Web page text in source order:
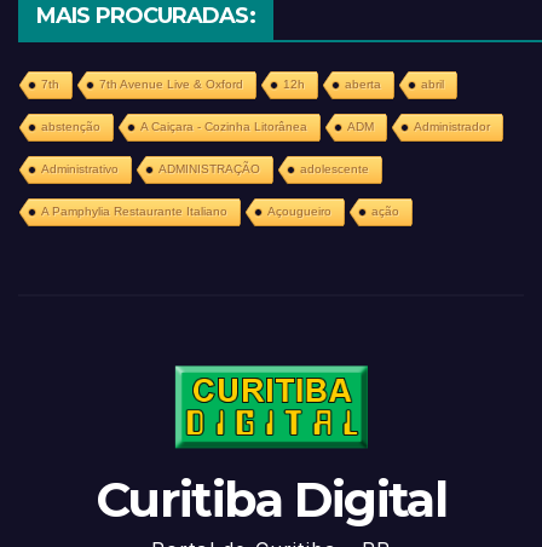
MAIS PROCURADAS:
7th 7th Avenue Live & Oxford 12h aberta abril
abstenção A Caiçara - Cozinha Litorânea ADM Administrador
Administrativo ADMINISTRAÇÃO adolescente
A Pamphylia Restaurante Italiano Açougueiro ação
Curitiba Digital